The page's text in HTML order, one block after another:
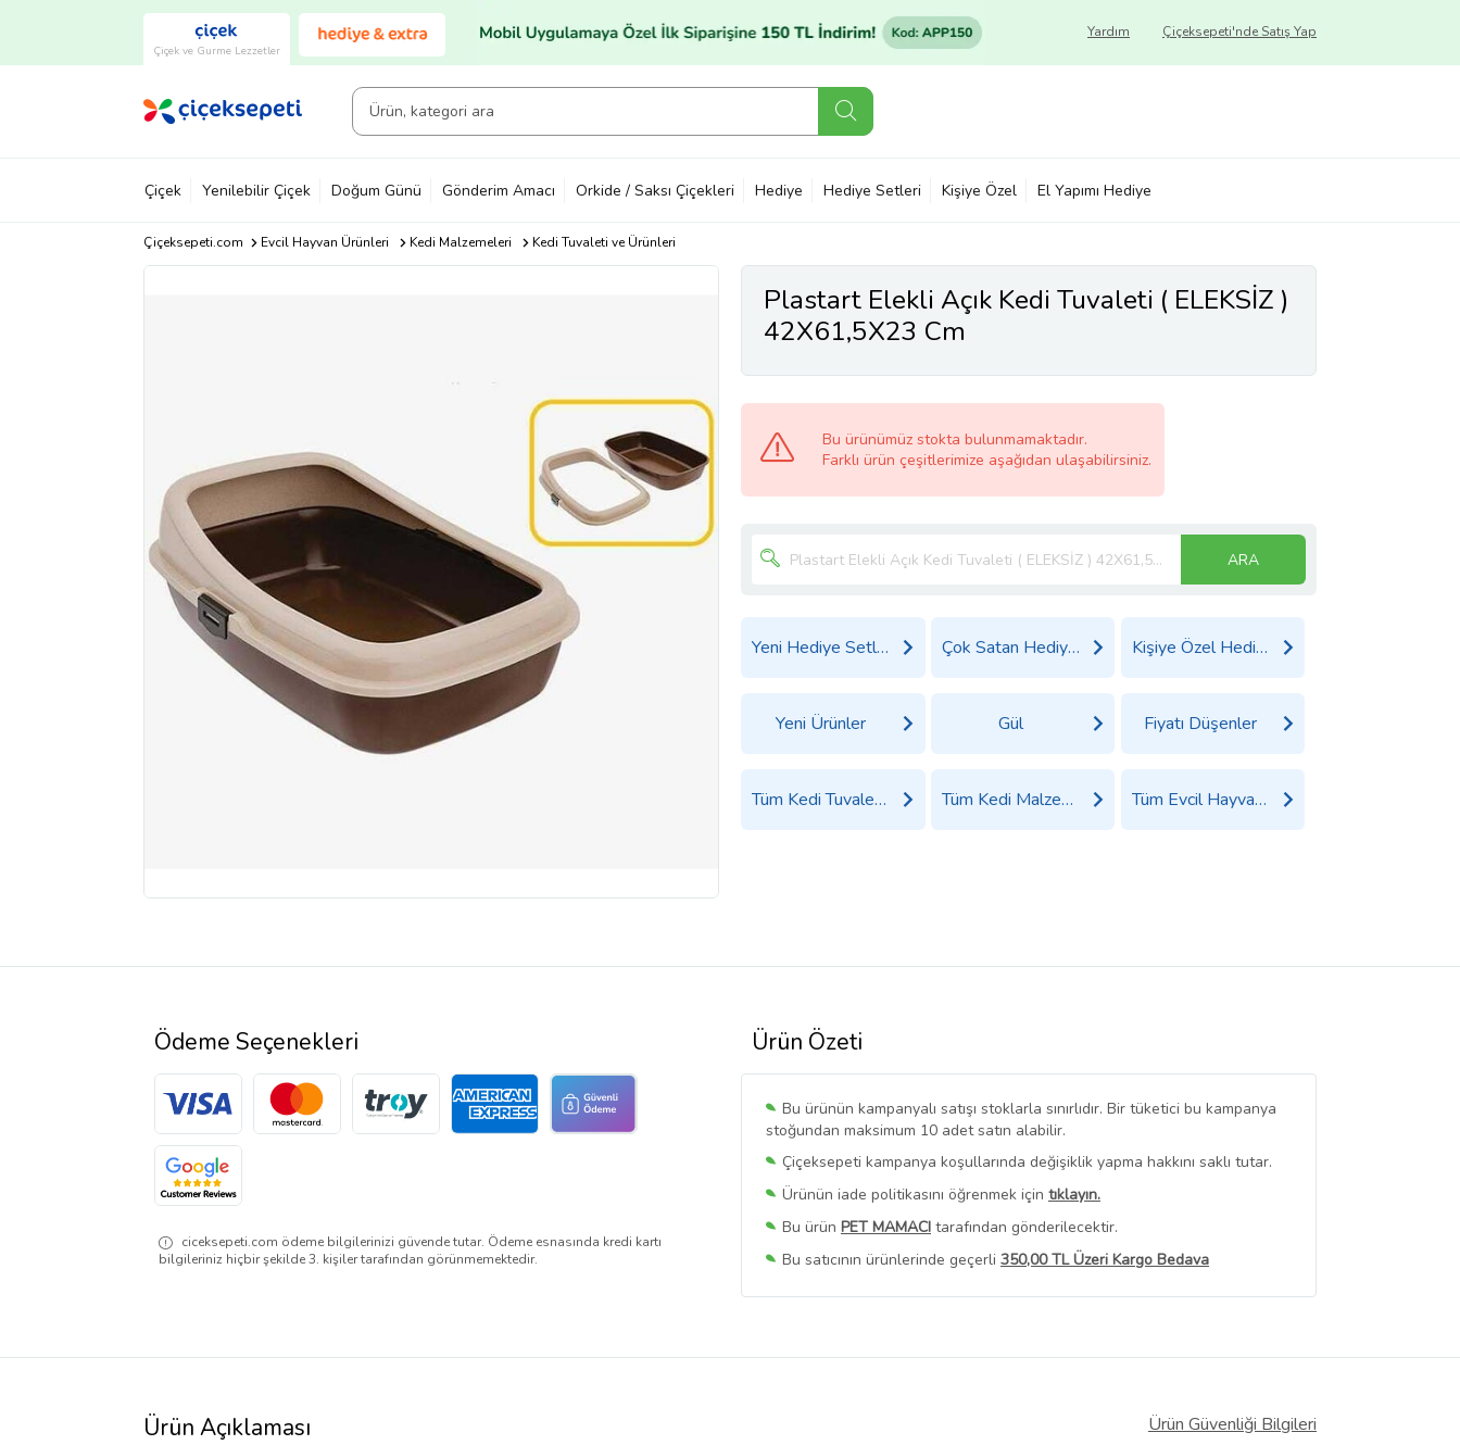
Çiçek ve Gurme Lezzetler
Çiçeksepeti'nde Satış Yap
Yardım
Çiçek Yenilebilir Çiçek Doğum Günü Gönderim Amacı Orkide / Saksı Çiçekleri Hediye Hediye Setleri Kişiye Özel El Yapımı Hediye
Çiçeksepeti.com Evcil Hayvan Ürünleri Kedi Malzemeleri Kedi Tuvaleti ve Ürünleri
Plastart Elekli Açık Kedi Tuvaleti ( ELEKSİZ )
42X61,5X23 Cm
Bu ürünümüz stokta bulunmamaktadır.
Farklı ürün çeşitlerimize aşağıdan ulaşabilirsiniz.
ARA
Yeni Hediye Setleri Çok Satan Hediyeler Kişiye Özel Hediyeler
Yeni Ürünler Gül Fiyatı Düşenler
Tüm Kedi Tuvaleti ve Ürünleri Ürünleri Tüm Kedi Malzemeleri Ürünleri Tüm Evcil Hayvan Ürünleri Ürünleri
Ürün Özeti
Bu ürünün kampanyalı satışı stoklarla sınırlıdır. Bir tüketici bu kampanya
stoğundan maksimum 10 adet satın alabilir.
Çiçeksepeti kampanya koşullarında değişiklik yapma hakkını saklı tutar.
Ürünün iade politikasını öğrenmek için tıklayın.
Bu ürün PET MAMACI tarafından gönderilecektir.
Bu satıcının ürünlerinde geçerli 350,00 TL Üzeri Kargo Bedava
Bu SatıcınınTüm Ürünlerini Görüntüle
Ödeme Seçenekleri
ciceksepeti.com ödeme bilgilerinizi güvende tutar. Ödeme esnasında kredi kartı
bilgileriniz hiçbir şekilde 3. kişiler tarafından görünmemektedir.
Ürün Açıklaması Ürün Güvenliği Bilgileri